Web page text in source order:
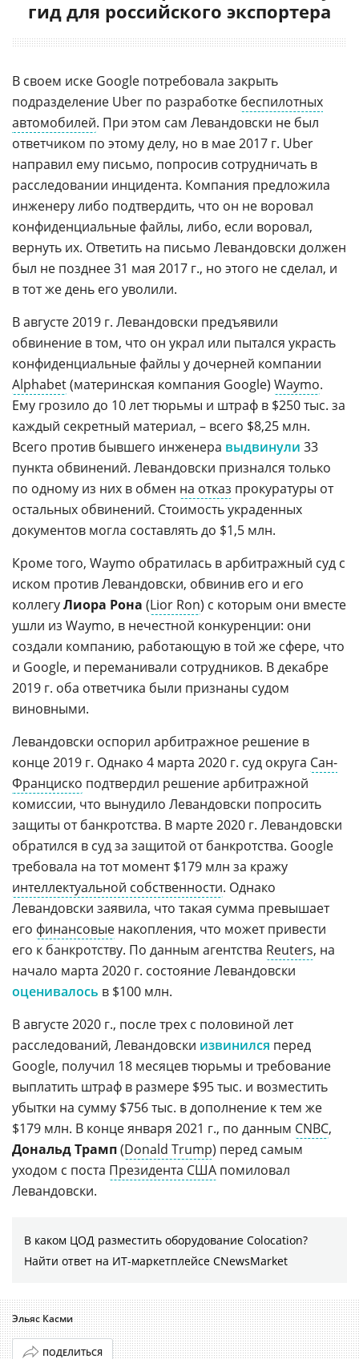
гид для российского экспортера
В своем иске Google потребовала закрыть
подразделение Uber по разработке беспилотных
автомобилей. При этом сам Левандовски не был
ответчиком по этому делу, но в мае 2017 г. Uber
направил ему письмо, попросив сотрудничать в
расследовании инцидента. Компания предложила
инженеру либо подтвердить, что он не воровал
конфиденциальные файлы, либо, если воровал,
вернуть их. Ответить на письмо Левандовски должен
был не позднее 31 мая 2017 г., но этого не сделал, и
в тот же день его уволили.
В августе 2019 г. Левандовски предъявили
обвинение в том, что он украл или пытался украсть
конфиденциальные файлы у дочерней компании
Alphabet(материнская компания Google) Waymo.
Ему грозило до 10 лет тюрьмы и штраф в $250 тыс. за
каждый секретный материал, – всего $8,25 млн.
Всего против бывшего инженера выдвинули 33
пункта обвинений. Левандовски признался только
по одному из них в обмен на отказ прокуратуры от
остальных обвинений. Стоимость украденных
документов могла составлять до $1,5 млн.
Кроме того, Waymo обратилась в арбитражный суд с
иском против Левандовски, обвинив его и его
коллегуЛиора Рона (Lior Ron) с которым они вместе
ушли из Waymo, в нечестной конкуренции: они
создали компанию, работающую в той же сфере, что
и Google, и переманивали сотрудников. В декабре
2019 г. оба ответчика были признаны судом
виновными.
Левандовски оспорил арбитражное решение в
конце 2019 г. Однако 4 марта 2020 г. суд округа Сан-
Франциско подтвердил решение арбитражной
комиссии, что вынудило Левандовски попросить
защиты от банкротства. В марте 2020 г. Левандовски
обратился в суд за защитой от банкротства. Google
требовала на тот момент $179 млн за кражу
интеллектуальной собственности. Однако
Левандовски заявила, что такая сумма превышает
его финансовые накопления, что может привести
его к банкротству. По данным агентства Reuters, на
начало марта 2020 г. состояние Левандовски
оценивалось в $100 млн.
В августе 2020 г., после трех с половиной лет
расследований, Левандовски извинился перед
Google, получил 18 месяцев тюрьмы и требование
выплатить штраф в размере $95 тыс. и возместить
убытки на сумму $756 тыс. в дополнение к тем же
$179 млн. В конце января 2021 г., по данным CNBC,
Дональд Трамп(Donald Trump) перед самым
уходом с поста Президента США помиловал
Левандовски.
В каком ЦОД разместить оборудование Colocation?
Найти ответ на ИТ-маркетплейсе CNewsMarket
Эльяс Касми
ПОДЕЛИТЬСЯ